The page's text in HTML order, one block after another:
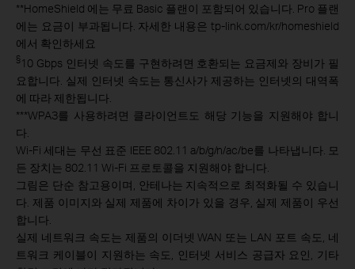
**HomeShield 에는 무료 Basic 플랜이 포함되어 있습니다. Pro 플랜
에는 요금이 부과됩니다. 자세한 내용은 tp-link.com/kr/homeshield
에서 확인하세요
§10 Gbps 인터넷 속도를 구현하려면 호환되는 요금제와 장비가 필
요합니다. 실제 인터넷 속도는 통신사가 제공하는 인터넷의 대역폭
에 따라 제한됩니다.
***WPAЗ를 사용하려면 클라이언트도 해당 기능을 지원해야 합니
다.
Wi-Fi 세대는 무선 표준 IEEE 802.11 a/b/g/n/ac/be를 나타냅니다. 모
든 장치는 802.11 Wi-Fi 프로토콜을 지원해야 합니다.
그림은 단순 참고용이며, 안테나는 지속적으로 최적화될 수 있습니
다. 제품 이미지와 실제 제품에 차이가 있을 경우, 실제 제품이 우선
합니다.
실제 네트워크 속도는 제품의 이더넷 WAN 또는 LAN 포트 속도, 네
트워크 케이블이 지원하는 속도, 인터넷 서비스 공급자 요인, 기타